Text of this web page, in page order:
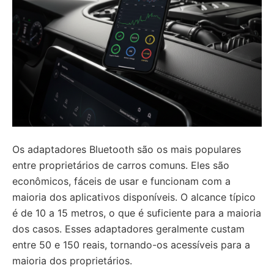
Os adaptadores Bluetooth são os mais populares
entre proprietários de carros comuns. Eles são
econômicos, fáceis de usar e funcionam com a
maioria dos aplicativos disponíveis. O alcance típico
é de 10 a 15 metros, o que é suficiente para a maioria
dos casos. Esses adaptadores geralmente custam
entre 50 e 150 reais, tornando-os acessíveis para a
maioria dos proprietários.